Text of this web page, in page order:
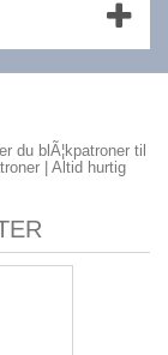
du blÃ¦kpatroner til
| Altid hurtig